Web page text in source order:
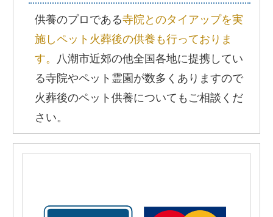
供養のプロである寺院とのタイアップを実
施しペット火葬後の供養も行っておりま
す。 八潮市近郊の他全国各地に提携してい
る寺院やペット霊園が数多くありますので
火葬後のペット供養についてもご相談くだ
さい。